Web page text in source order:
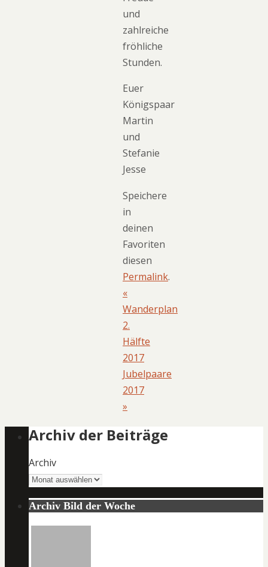
und
zahlreiche
fröhliche
Stunden.
Euer
Königspaar
Martin
und
Stefanie
Jesse
Speichere
in
deinen
Favoriten
diesen
Permalink.
«
Wanderplan
2.
Hälfte
2017
Jubelpaare
2017
»
Archiv der Beiträge
Archiv
Archiv Bild der Woche